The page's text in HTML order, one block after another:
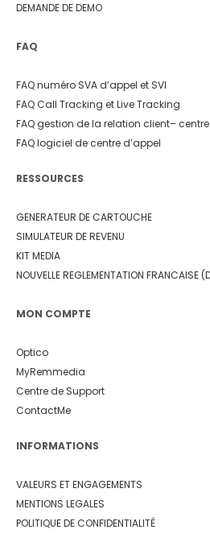
DEMANDE DE DEMO
FAQ
FAQ numéro SVA d’appel et SVI
FAQ Call Tracking et Live Tracking
FAQ gestion de la relation client–
FAQ logiciel de centre d’appel
RESSOURCES
GENERATEUR DE CARTOUCHE
SIMULATEUR DE REVENU
KIT MEDIA
NOUVELLE REGLEMENTATION FRANCAISE
MON COMPTE
Optico
MyRemmedia
Centre de Support
ContactMe
INFORMATIONS
VALEURS ET ENGAGEMENTS
MENTIONS LEGALES
POLITIQUE DE CONFIDENTIALITÉ